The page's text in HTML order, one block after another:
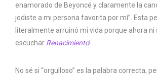
enamorado de Beyoncé y claramente la
jodiste a mi persona favorita por mí”. Esta
literalmente arruinó mi vida porque ahora ni
escuchar Renacimiento!
No sé si “orgulloso” es la palabra correcta,